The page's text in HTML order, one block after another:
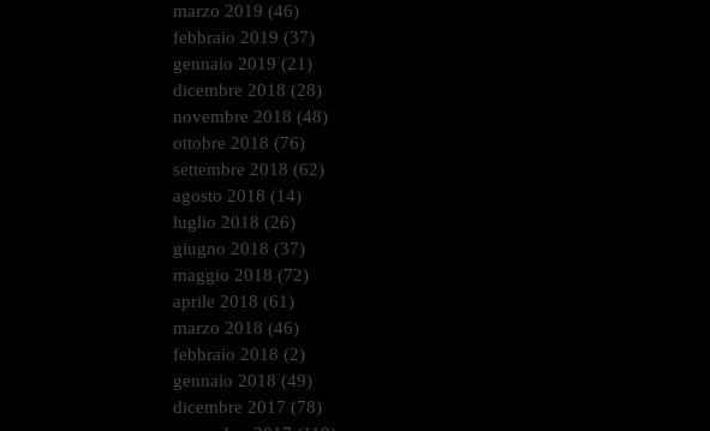
marzo 2019 (46)
febbraio 2019 (37)
gennaio 2019 (21)
dicembre 2018 (28)
novembre 2018 (48)
ottobre 2018 (76)
settembre 2018 (62)
agosto 2018 (14)
luglio 2018 (26)
giugno 2018 (37)
maggio 2018 (72)
aprile 2018 (61)
marzo 2018 (46)
febbraio 2018 (2)
gennaio 2018 (49)
dicembre 2017 (78)